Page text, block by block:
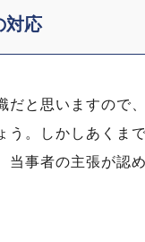
対応
と思いますので
。しかしあくま
事者の主張が認